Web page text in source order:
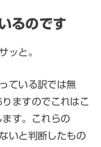
るのです
ッと。
ている訳では無
ますのでこれはこ
す。これらの
いと判断したもの